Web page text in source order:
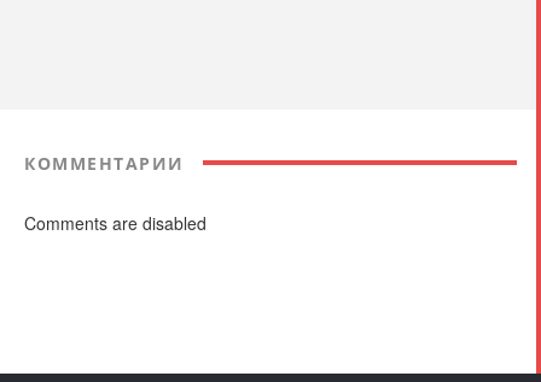
КОММЕНТАРИИ
Comments are disabled